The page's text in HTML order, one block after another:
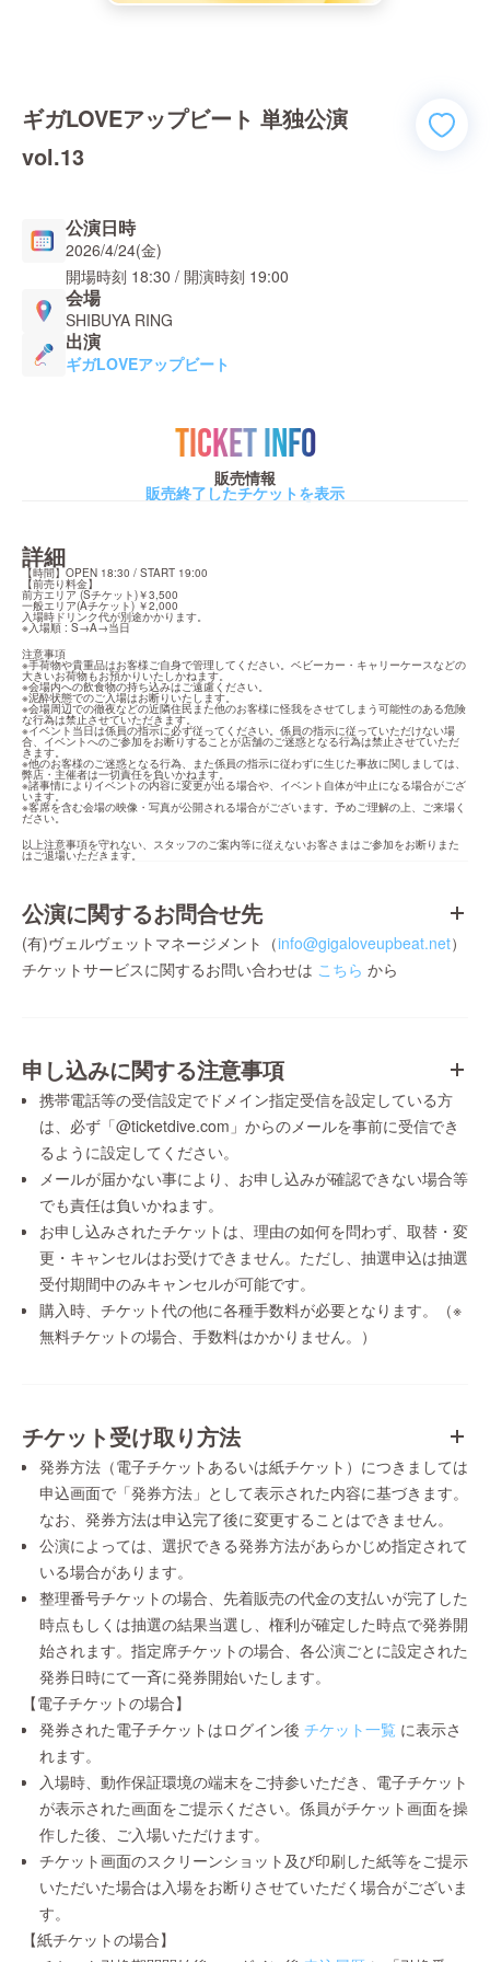
ギガLOVEアップビート 単独公演
vol.13
公演日時
2026/4/24(金)
開場時刻 18:30 / 開演時刻 19:00
会場
SHIBUYA RING
出演
ギガLOVEアップビート
TICKET INFO
販売情報
販売終了したチケットを表示
詳細
【時間】OPEN 18:30 / START 19:00
【前売り料金】
前方エリア (Sチケット)￥3,500
一般エリア(Aチケット) ￥2,000
入場時ドリンク代が別途かかります。
※入場順 : S→A→当日
注意事項
※手荷物や貴重品はお客様ご自身で管理してください。ベビーカー・キャリーケースなどの
大きいお荷物もお預かりいたしかねます。
※会場内への飲食物の持ち込みはご遠慮ください。
※泥酔状態でのご入場はお断りいたします。
※会場周辺での徹夜などの近隣住民また他のお客様に怪我をさせてしまう可能性のある危険
な行為は禁止させていただきます。
※イベント当日は係員の指示に必ず従ってください。係員の指示に従っていただけない場
合、イベントへのご参加をお断りすることが店舗のご迷惑となる行為は禁止させていただ
きます。
※他のお客様のご迷惑となる行為、また係員の指示に従わずに生じた事故に関しましては、
弊店・主催者は一切責任を負いかねます。
※諸事情によりイベントの内容に変更が出る場合や、イベント自体が中止になる場合がござ
います。
※客席を含む会場の映像・写真が公開される場合がございます。予めご理解の上、ご来場く
ださい。
以上注意事項を守れない、スタッフのご案内等に従えないお客さまはご参加をお断りまた
はご退場いただきます。
公演に関するお問合せ先
(有)ヴェルヴェットマネージメント（info@gigaloveupbeat.net）
チケットサービスに関するお問い合わせは こちら から
申し込みに関する注意事項
携帯電話等の受信設定でドメイン指定受信を設定している方
は、必ず「@ticketdive.com」からのメールを事前に受信でき
るように設定してください。
メールが届かない事により、お申し込みが確認できない場合等
でも責任は負いかねます。
お申し込みされたチケットは、理由の如何を問わず、取替・変
更・キャンセルはお受けできません。ただし、抽選申込は抽選
受付期間中のみキャンセルが可能です。
購入時、チケット代の他に各種手数料が必要となります。（※
無料チケットの場合、手数料はかかりません。）
チケット受け取り方法
発券方法（電子チケットあるいは紙チケット）につきましては
申込画面で「発券方法」として表示された内容に基づきます。
なお、発券方法は申込完了後に変更することはできません。
公演によっては、選択できる発券方法があらかじめ指定されて
いる場合があります。
整理番号チケットの場合、先着販売の代金の支払いが完了した
時点もしくは抽選の結果当選し、権利が確定した時点で発券開
始されます。指定席チケットの場合、各公演ごとに設定された
発券日時にて一斉に発券開始いたします。
【電子チケットの場合】
発券された電子チケットはログイン後 チケット一覧 に表示さ
れます。
入場時、動作保証環境の端末をご持参いただき、電子チケット
が表示された画面をご提示ください。係員がチケット画面を操
作した後、ご入場いただけます。
チケット画面のスクリーンショット及び印刷した紙等をご提示
いただいた場合は入場をお断りさせていただく場合がございま
す。
【紙チケットの場合】